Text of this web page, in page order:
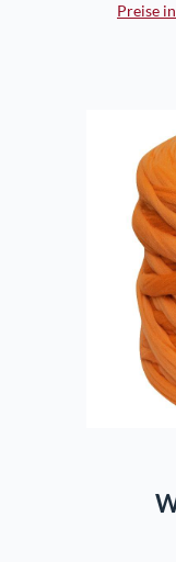
Preise